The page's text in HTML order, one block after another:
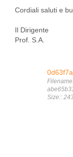
Cordiali saluti e
Il Dirigente
Prof. S.A.
Size::